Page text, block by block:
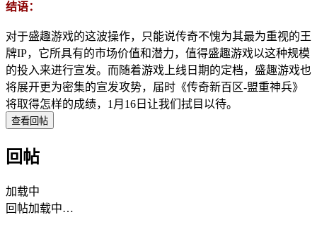
结语：
对于盛趣游戏的这波操作，只能说传奇不愧为其最为重视的王
牌IP，它所具有的市场价值和潜力，值得盛趣游戏以这种规模
的投入来进行宣发。而随着游戏上线日期的定档，盛趣游戏也
将展开更为密集的宣发攻势，届时《传奇新百区-盟重神兵》
将取得怎样的成绩，1月16日让我们拭目以待。
查看回帖
回帖
加载中
回帖加载中…